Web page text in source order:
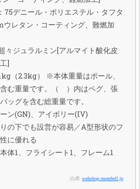
75デニール・ポリエステル・タフタ
ウレタン・コーティング、難燃加
々ジュラルミン[アルマイト酸化皮
]
（2.3kg） ※本体重量はポール、
む重量です。（ ）内はペグ、張
ッグを含む総重量です。
ーン(GN)、アイボリー(IV)
りの下でも設営が容易／A型形状のフ
に優れる
体1、フライシート1、フレーム1
出典: webshop.montbell.jp